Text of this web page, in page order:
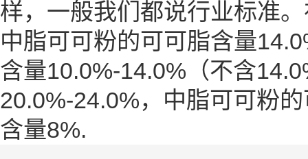
样，一般我们都说行业标准
中脂可可粉的可可脂含量
含量10.0%-14.0%（不含
20.0%-24.0%，中脂可可粉
含量8%.